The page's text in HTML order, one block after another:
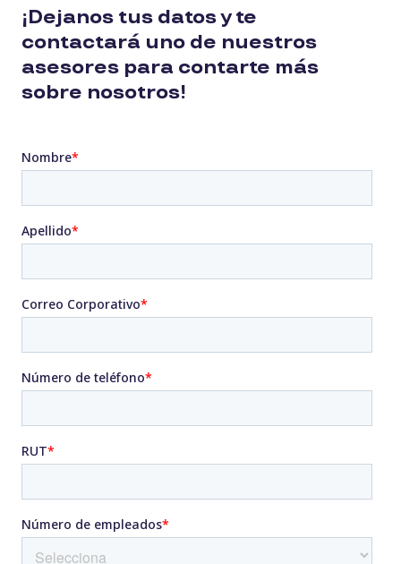
¡Dejanos tus datos y te
contactará uno de nuestros
asesores para contarte más
sobre nosotros!